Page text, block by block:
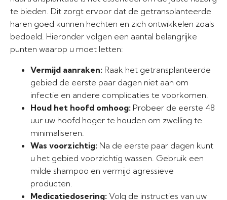
te bieden. Dit zorgt ervoor dat de getransplanteerde
haren goed kunnen hechten en zich ontwikkelen zoals
bedoeld. Hieronder volgen een aantal belangrijke
punten waarop u moet letten:
Vermijd aanraken: Raak het getransplanteerde
gebied de eerste paar dagen niet aan om
infectie en andere complicaties te voorkomen.
Houd het hoofd omhoog: Probeer de eerste 48
uur uw hoofd hoger te houden om zwelling te
minimaliseren.
Was voorzichtig: Na de eerste paar dagen kunt
u het gebied voorzichtig wassen. Gebruik een
milde shampoo en vermijd agressieve
producten.
Medicatiedosering: Volg de instructies van uw